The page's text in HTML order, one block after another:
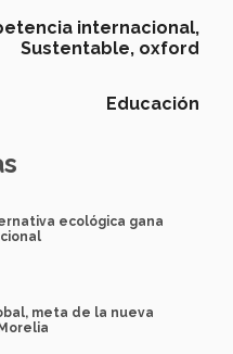
internacional,
Sustentable, oxford
Educación
ecológica gana
meta de la nueva